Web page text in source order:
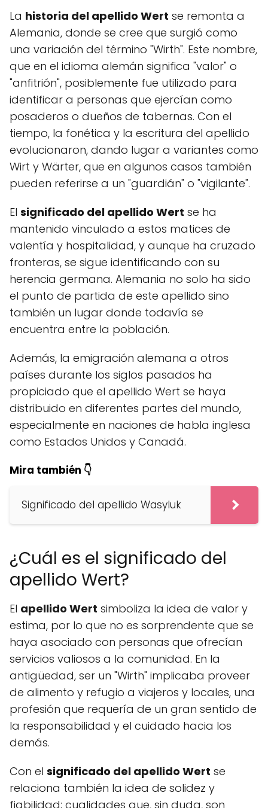
La historia del apellido Wert se remonta a
Alemania, donde se cree que surgió como
una variación del término "Wirth". Este nombre,
que en el idioma alemán significa "valor" o
"anfitrión", posiblemente fue utilizado para
identificar a personas que ejercían como
posaderos o dueños de tabernas. Con el
tiempo, la fonética y la escritura del apellido
evolucionaron, dando lugar a variantes como
Wirt y Wärter, que en algunos casos también
pueden referirse a un "guardián" o "vigilante".
El significado del apellido Wert se ha
mantenido vinculado a estos matices de
valentía y hospitalidad, y aunque ha cruzado
fronteras, se sigue identificando con su
herencia germana. Alemania no solo ha sido
el punto de partida de este apellido sino
también un lugar donde todavía se
encuentra entre la población.
Además, la emigración alemana a otros
países durante los siglos pasados ha
propiciado que el apellido Wert se haya
distribuido en diferentes partes del mundo,
especialmente en naciones de habla inglesa
como Estados Unidos y Canadá.
Mira también 👇
Significado del apellido Wasyluk
¿Cuál es el significado del
apellido Wert?
El apellido Wert simboliza la idea de valor y
estima, por lo que no es sorprendente que se
haya asociado con personas que ofrecían
servicios valiosos a la comunidad. En la
antigüedad, ser un "Wirth" implicaba proveer
de alimento y refugio a viajeros y locales, una
profesión que requería de un gran sentido de
la responsabilidad y el cuidado hacia los
demás.
Con el significado del apellido Wert se
relaciona también la idea de solidez y
fiabilidad; cualidades que, sin duda, son